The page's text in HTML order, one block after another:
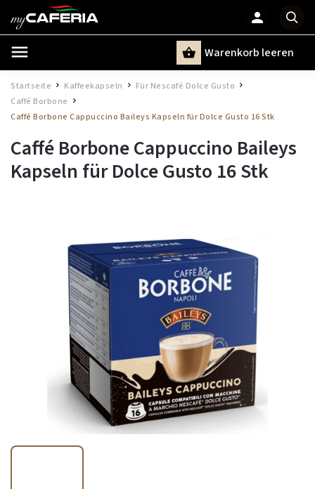
Warenkorb leeren
Startseite / Kaffeekapseln Für Nescafé Dolce Gusto /
Caffé Borbone
Caffé Borbone Cappuccino Baileys Kapseln für Dolce Gusto 16 Stk
Caffé Borbone Cappuccino Baileys
Kapseln für Dolce Gusto 16 Stk